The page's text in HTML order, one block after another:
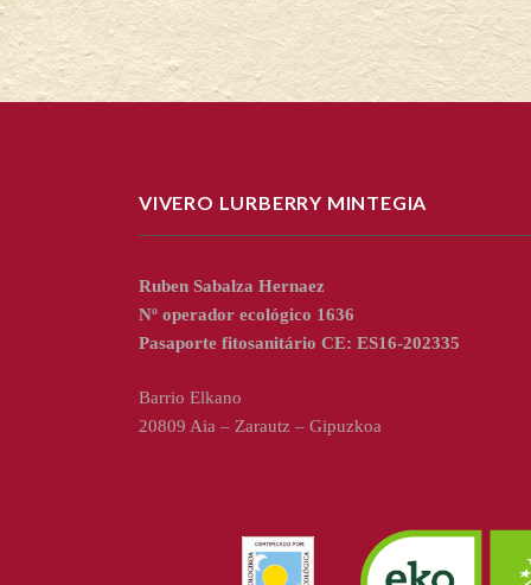
VIVERO LURBERRY MINTEGIA
Ruben Sabalza Hernaez
Nº operador ecológico 1636
Pasaporte fitosanitário CE: ES16-202335
Barrio Elkano
20809 Aia – Zarautz – Gipuzkoa